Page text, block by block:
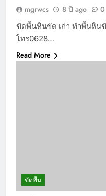
mgrwcs 8 ปี ago 0
ขัดพื้นหินขัด เก่า ทำพื้นหิน
โทร0628…
Read More
ขัดพื้น